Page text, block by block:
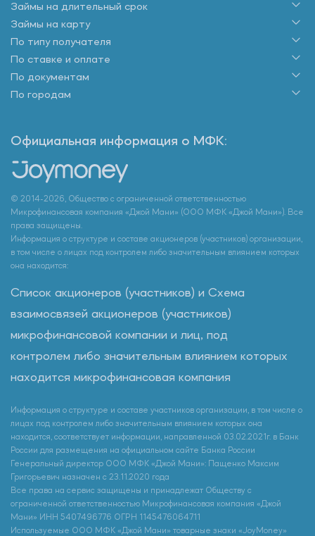
Займы на длительный срок
Займы на карту
По типу получателя
По ставке и оплате
По документам
По городам
Официальная информация о МФК:
© 2014-2026, Общество с ограниченной ответственностью
Микрофинансовая компания «Джой Мани» (ООО МФК «Джой Мани»). Все
права защищены.
Информация о структуре и составе акционеров (участников) организации,
в том числе о лицах под контролем либо значительным влиянием которых
она находится:
Список акционеров (участников) и Схема
взаимосвязей акционеров (участников)
микрофинансовой компании и лиц, под
контролем либо значительным влиянием которых
находится микрофинансовая компания
Информация о структуре и составе участников организации, в том числе о
лицах под контролем либо значительным влиянием которых она
находится, соответствует информации, направленной 03.02.2021г. в Банк
России для размещения на официальном сайте Банка России
Генеральный директор ООО МФК «Джой Мани»: Пащенко Максим
Григорьевич назначен с 23.11.2020 года
Все права на сервис защищены и принадлежат Обществу с
ограниченной ответственностью Микрофинансовая компания «Джой
Мани» ИНН 5407496776 ОГРН 1145476064711
Используемые ООО МФК «Джой Мани» товарные знаки «JoyMoney»